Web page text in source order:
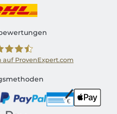
AT
ProvenExpert.com